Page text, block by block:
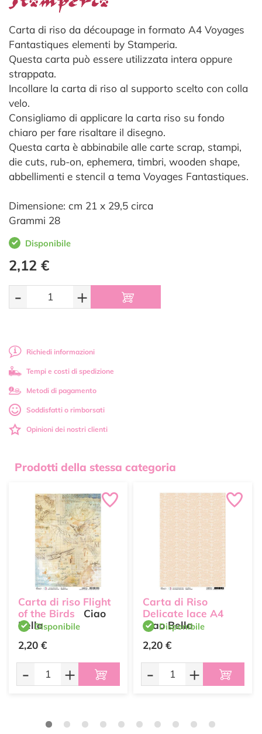
Carta di riso da découpage in formato A4 Voyages
Fantastiques elementi by Stamperia.
Questa carta può essere utilizzata intera oppure
strappata.
Incollare la carta di riso al supporto scelto con colla
velo.
Consigliamo di applicare la carta riso su fondo
chiaro per fare risaltare il disegno.
Questa carta è abbinabile alle carte scrap, stampi,
die cuts, rub-on, ephemera, timbri, wooden shape,
abbellimenti e stencil a tema Voyages Fantastiques.
Dimensione: cm 21 x 29,5 circa
Grammi 28
Disponibile
2,12 €
- +
Richiedi informazioni
Tempi e costi di spedizione
Metodi di pagamento
Soddisfatti o rimborsati
Opinioni dei nostri clienti
Prodotti della stessa categoria
Carta di riso Flight
of the Birds
Ciao
BellaDisponibile
2,20 €
- +
Carta di Riso
Delicate lace A4
Ciao Bella
Disponibile
2,20 €
- +